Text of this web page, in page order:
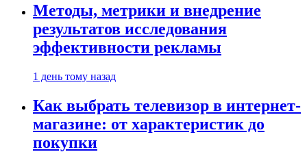
Методы, метрики и внедрение
результатов исследования
эффективности рекламы
1 день тому назад
Как выбрать телевизор в интернет-
магазине: от характеристик до
покупки